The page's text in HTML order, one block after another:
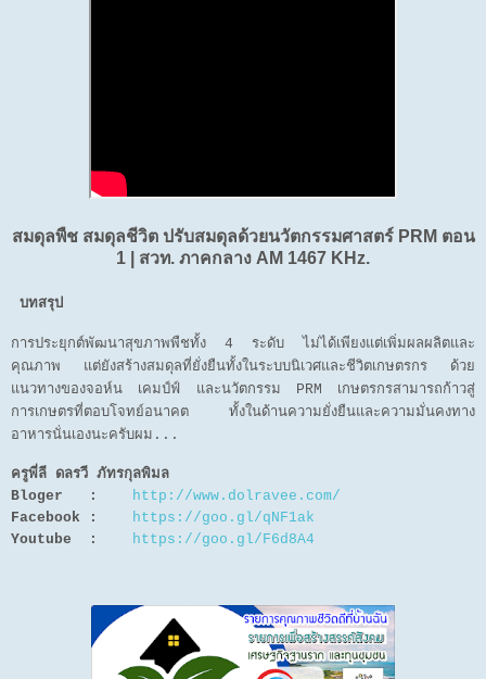
สมดุลพืช สมดุลชีวิต ปรับสมดุลด้วยนวัตกรรมศาสตร์ PRM ตอน
1 | สวท. ภาคกลาง AM 1467 KHz.
บทสรุป
การประยุกต์พัฒนาสุขภาพพืชทั้ง 4 ระดับ ไม่ได้เพียงแต่เพิ่มผลผลิตและ
คุณภาพ แต่ยังสร้างสมดุลที่ยั่งยืนทั้งในระบบนิเวศและชีวิตเกษตรกร ด้วย
แนวทางของจอห์น เคมป์ฟ์ และนวัตกรรม PRM เกษตรกรสามารถก้าวสู่
การเกษตรที่ตอบโจทย์อนาคต ทั้งในด้านความยั่งยืนและความมั่นคงทาง
อาหารนั่นเองนะครับผม...
ครูพี่ลี ดลรวี ภัทรกุลพิมล
Bloger :
http://www.dolravee.com/
Facebook :
https://goo.gl/qNF1ak
Youtube :
https://goo.gl/F6d8A4